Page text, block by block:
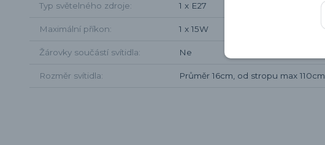
Typ světelného zdroje 1 x E27
Maximální příkon 1 x 15W
Žárovky součástí svítidla Ne
Rozměr svítidla Průměr 16cm, od stropu max 110cm